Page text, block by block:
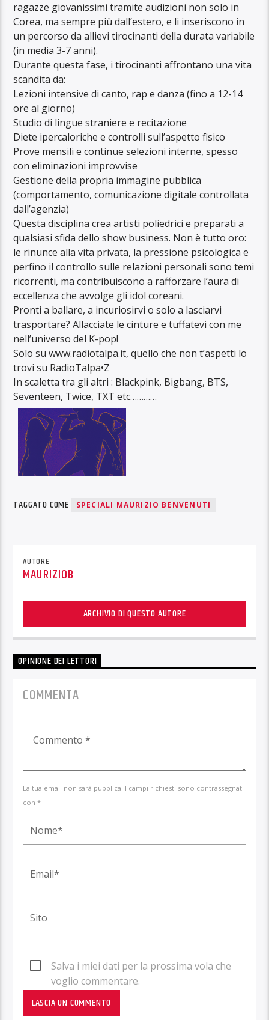
ragazze giovanissimi tramite audizioni non solo in
Corea, ma sempre più dall’estero, e li inseriscono in
un percorso da allievi tirocinanti della durata variabile
(in media 3-7 anni).
Durante questa fase, i tirocinanti affrontano una vita
scandita da:
Lezioni intensive di canto, rap e danza (fino a 12-14
ore al giorno)
Studio di lingue straniere e recitazione
Diete ipercaloriche e controlli sull’aspetto fisico
Prove mensili e continue selezioni interne, spesso
con eliminazioni improvvise
Gestione della propria immagine pubblica
(comportamento, comunicazione digitale controllata
dall’agenzia)
Questa disciplina crea artisti poliedrici e preparati a
qualsiasi sfida dello show business. Non è tutto oro:
le rinunce alla vita privata, la pressione psicologica e
perfino il controllo sulle relazioni personali sono temi
ricorrenti, ma contribuiscono a rafforzare l’aura di
eccellenza che avvolge gli idol coreani.
Pronti a ballare, a incuriosirvi o solo a lasciarvi
trasportare? Allacciate le cinture e tuffatevi con me
nell’universo del K-pop!
Solo su www.radiotalpa.it, quello che non t’aspetti lo
trovi su RadioTalpa•Z
In scaletta tra gli altri : Blackpink, Bigbang, BTS,
Seventeen, Twice, TXT etc…………
TAGGATO COME SPECIALI MAURIZIO BENVENUTI
AUTORE
MAURIZIOB
ARCHIVIO DI QUESTO AUTORE
OPINIONE DEI LETTORI
COMMENTA
La tua email non sarà pubblica. I campi richiesti sono contrassegnati
con *
Salva i miei dati per la prossima vola che
voglio commentare.